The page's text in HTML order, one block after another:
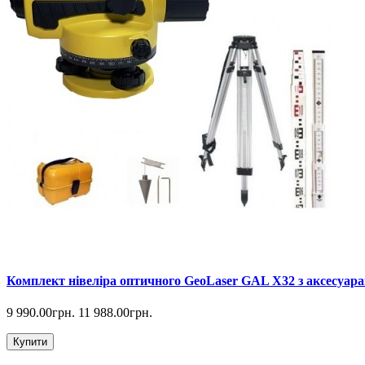
Комплект нівеліра оптичного GeoLaser GAL Х32 з
9 990.00грн. 11 988.00грн.
Купити